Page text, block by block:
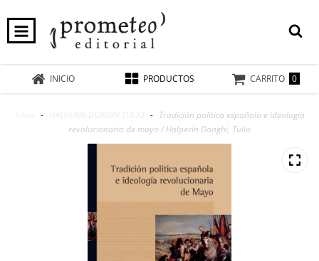
INICIO PRODUCTOS CARRITO 0
- - Tradición política española e ideología
revolucionaria de mayo / Halperín Donghi, Tulio